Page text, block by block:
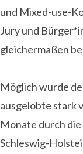
und Mixed-use-
Jury und
gleichermaßen
Möglich wurde
ausgelobte stark
Monate durch
Schleswig-